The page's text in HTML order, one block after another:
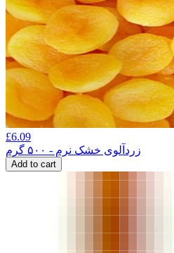
£6.09
زردآلوی خشک نرم - ۵۰۰ گرم
Add to cart